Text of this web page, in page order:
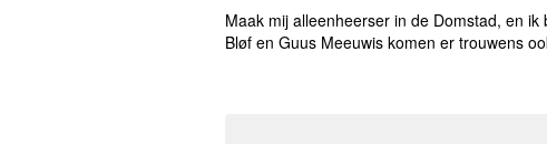
Maak mij alleenheerser in de Domstad, en
Bløf en Guus Meeuwis komen er trouwens